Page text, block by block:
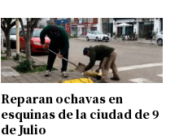
Reparan ochavas en
esquinas de la ciudad de 9
de Julio